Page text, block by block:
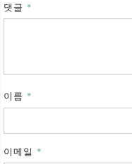
댓글 *
이름 *
이메일 *